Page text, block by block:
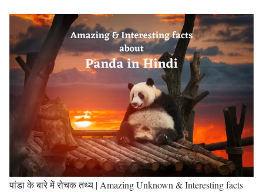
पांडा के बारे में रोचक तथ्य | Amazing Unknown & Interesting facts